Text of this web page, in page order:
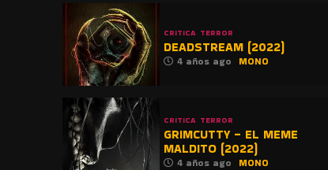
CRITICA TERROR
DEADSTREAM (2022)
4 años ago MONO
CRITICA TERROR
GRIMCUTTY – EL MEME
MALDITO (2022)
4 años ago MONO